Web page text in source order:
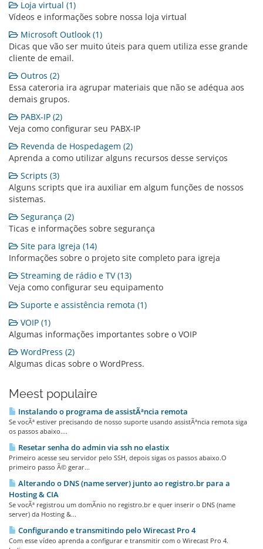
Loja virtual (1)
Vídeos e informações sobre nossa loja virtual
Microsoft Outlook (1)
Dicas que vão ser muito úteis para quem utiliza esse grande
cliente de email.
Outros (2)
Essa cateroria ira agrupar materiais que não se adéqua aos
demais grupos.
PABX-IP (2)
Veja como configurar seu PABX-IP
Revenda de Hospedagem (2)
Aprenda a como utilizar alguns recursos desse serviços
Scripts (3)
Alguns scripts que ira auxiliar em algum funções de nossos
sistemas.
Segurança (2)
Ticas e informações sobre segurança
Site para Igreja (14)
Informações sobre o projeto site completo para igreja
Streaming de rádio e TV (13)
Veja como configurar seu equipamento
Suporte e assistência remota (1)
VOIP (1)
Algumas informações importantes sobre o VOIP
WordPress (2)
Algumas dicas sobre o WordPress.
Meest populaire
Instalando o programa de assistÃªncia remota
Se vocÃª estiver precisando de nosso suporte usando assistÃªncia remota siga
os passos abaixo....
Resetar senha do admin via ssh no elastix
Primeiro acesse seu servidor pelo SSH, depois sigas os passos abaixo.O
primeiro passo Ã© gerar...
Alterando o DNS (name server) junto ao registro.br para a
Hosting & CIA
Se vocÃª registrou um domÃ­nio no registro.br e quer inserir o DNS (name
server) da Hosting &...
Configurando e transmitindo pelo Wirecast Pro 4
Com esse vídeo aprenda a configurar e transmitir com o Wirecast Pro 4.